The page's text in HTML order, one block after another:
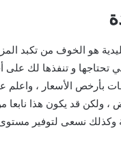
هو الخوف من تكبد
تحتاجها و تنفذها لك
بأرخص الأسعار ،
ولكن قد يكون هذا نابعا
وكذلك نسعى لتوفير